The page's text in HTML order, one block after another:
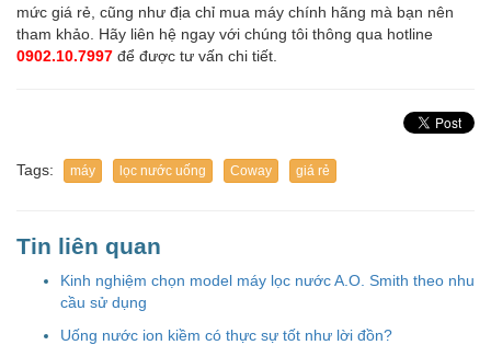
mức giá rẻ, cũng như địa chỉ mua máy chính hãng mà bạn nên
tham khảo. Hãy liên hệ ngay với chúng tôi thông qua hotline
0902.10.7997 để được tư vấn chi tiết.
Tags: máy lọc nước uống Coway giá rẻ
Tin liên quan
Kinh nghiệm chọn model máy lọc nước A.O. Smith theo nhu
cầu sử dụng
Uống nước ion kiềm có thực sự tốt như lời đồn?